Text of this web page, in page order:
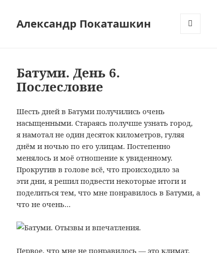
Александр Покаташкин
Батуми. День 6.
Послесловие
Шесть дней в Батуми получились очень
насыщенными. Стараясь получше узнать город,
я намотал не один десяток километров, гуляя
днём и ночью по его улицам. Постепенно
менялось и моё отношение к увиденному.
Прокрутив в голове всё, что происходило за
эти дни, я решил подвести некоторые итоги и
поделиться тем, что мне понравилось в Батуми, а
что не очень…
Первое, что мне не понравилось — это климат.